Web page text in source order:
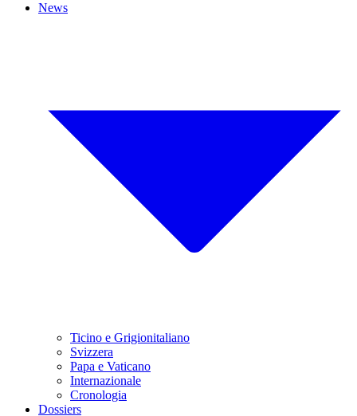
News
Ticino e Grigionitaliano
Svizzera
Papa e Vaticano
Internazionale
Cronologia
Dossiers